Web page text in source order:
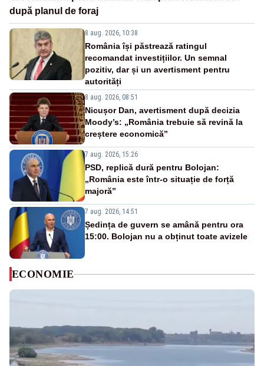
după planul de foraj
8 aug. 2026, 10:38
România își păstrează ratingul
recomandat investițiilor. Un semnal
pozitiv, dar și un avertisment pentru
autorități
8 aug. 2026, 08:51
Nicușor Dan, avertisment după decizia
Moody’s: „România trebuie să revină la
creștere economică”
7 aug. 2026, 15:26
PSD, replică dură pentru Bolojan:
„România este într-o situație de forță
majoră”
7 aug. 2026, 14:51
Ședința de guvern se amână pentru ora
15:00. Bolojan nu a obținut toate avizele
ECONOMIE